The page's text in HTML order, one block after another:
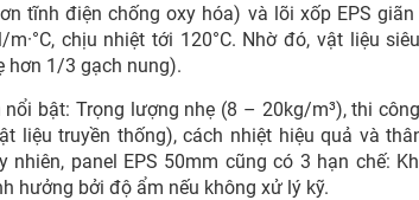
tĩnh điện chống oxy hóa) và lõi xốp EPS
chịu nhiệt tới 120°C. Nhờ đó, vật liệu
hơn 1/3 gạch nung).
bật: Trọng lượng nhẹ (8 – 20kg/m³), thi
liệu truyền thống), cách nhiệt hiệu quả và
nhiên, panel EPS 50mm cũng có 3 hạn chế:
hưởng bởi độ ẩm nếu không xử lý kỹ.